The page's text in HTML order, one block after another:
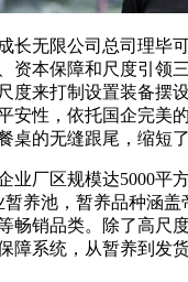
无限公司总司理毕可
资本保障和尺度引领
度来打制设置装备摆
安性，依托国企完美
桌的无缝跟尾，缩短了
厂区规模达5000平
养池，暂养品种涵盖
畅销品类。除了高尺
障系统，从暂养到发